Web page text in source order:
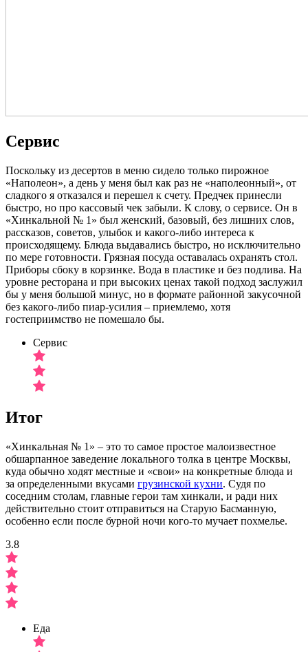
Сервис
Поскольку из десертов в меню сидело только пирожное
«Наполеон», а день у меня был как раз не «наполеонный», от
сладкого я отказался и перешел к счету. Предчек принесли
быстро, но про кассовый чек забыли. К слову, о сервисе. Он в
«Хинкальной № 1» был женский, базовый, без лишних слов,
рассказов, советов, улыбок и какого-либо интереса к
происходящему. Блюда выдавались быстро, но исключительно
по мере готовности. Грязная посуда оставалась охранять стол.
Приборы сбоку в корзинке. Вода в пластике и без подлива. На
уровне ресторана и при высоких ценах такой подход заслужил
бы у меня большой минус, но в формате районной закусочной
без какого-либо пиар-усилия – приемлемо, хотя
гостеприимство не помешало бы.
Сервис
Итог
«Хинкальная № 1» – это то самое простое малоизвестное
обшарпанное заведение локального толка в центре Москвы,
куда обычно ходят местные и «свои» на конкретные блюда и
за определенными вкусами грузинской кухни. Судя по
соседним столам, главные герои там хинкали, и ради них
действительно стоит отправиться на Старую Басманную,
особенно если после бурной ночи кого-то мучает похмелье.
3.8
Еда